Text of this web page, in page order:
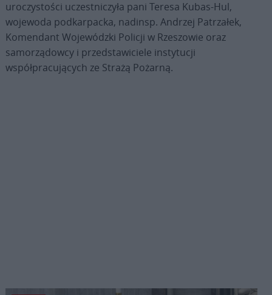
uroczystości uczestniczyła pani Teresa Kubas-Hul,
wojewoda podkarpacka, nadinsp. Andrzej Patrzałek,
Komendant Wojewódzki Policji w Rzeszowie oraz
samorządowcy i przedstawiciele instytucji
współpracujących ze Strażą Pożarną.